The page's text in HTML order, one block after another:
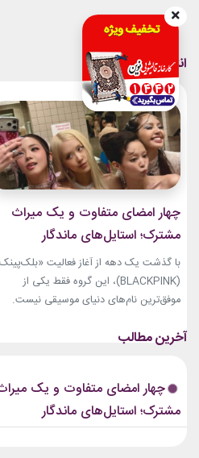
چهار امضای متفاوت و یک میراث
مشترک؛ استایل‌های ماندگار
بلک‌پینک که تاریخ مد کی‌پاپ را
ساختند
با گذشت یک دهه از آغاز فعالیت
(BLACKPINK)، این گروه فقط یکی از
موفق‌ترین نام‌های دنیای موسیقی نیست.
چهره‌هایی تأثیرگذار در دنیای مد نیز تبدیل
موزیک‌ویدئوها و مراسم‌های مهم جهانی،...
چهار امضای متفاوت و یک
مشترک؛ استایل‌های ماندگار
بلک‌پینک که تاریخ مد کی‌پاپ را